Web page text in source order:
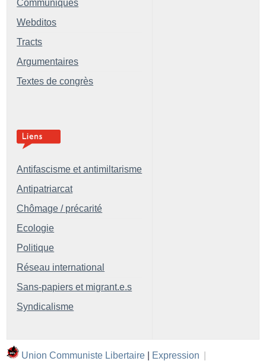
Communiqués
Webditos
Tracts
Argumentaires
Textes de congrès
Antifascisme et antimiltarisme
Antipatriarcat
Chômage / précarité
Ecologie
Politique
Réseau international
Sans-papiers et migrant.e.s
Syndicalisme
Union Communiste Libertaire Expression